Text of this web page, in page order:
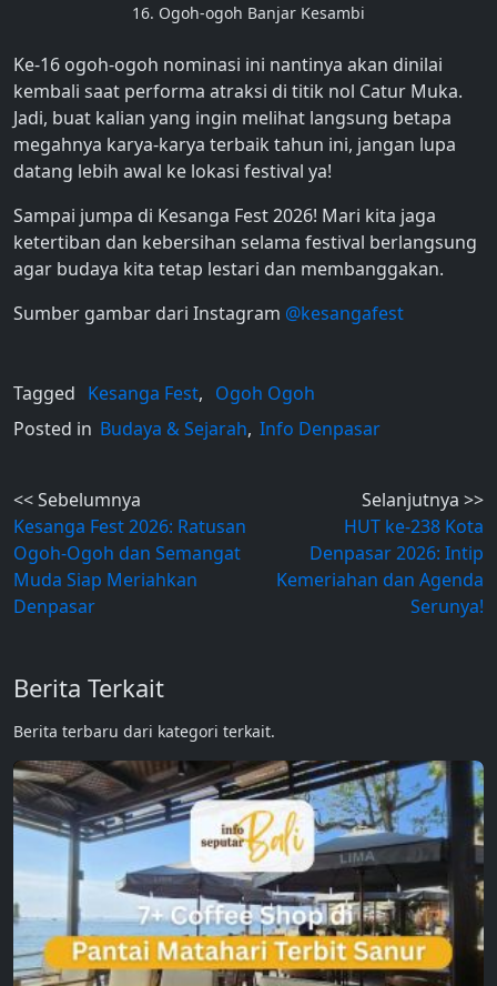
16. Ogoh-ogoh Banjar Kesambi
Ke-16 ogoh-ogoh nominasi ini nantinya akan dinilai
kembali saat performa atraksi di titik nol Catur Muka.
Jadi, buat kalian yang ingin melihat langsung betapa
megahnya karya-karya terbaik tahun ini, jangan lupa
datang lebih awal ke lokasi festival ya!
Sampai jumpa di Kesanga Fest 2026! Mari kita jaga
ketertiban dan kebersihan selama festival berlangsung
agar budaya kita tetap lestari dan membanggakan.
Sumber gambar dari Instagram @kesangafest
Tagged Kesanga Fest, Ogoh Ogoh
Posted in Budaya & Sejarah, Info Denpasar
Post
navigation
<< Sebelumnya
Kesanga Fest 2026: Ratusan
Ogoh-Ogoh dan Semangat
Muda Siap Meriahkan
Denpasar
Selanjutnya >>
HUT ke-238 Kota
Denpasar 2026: Intip
Kemeriahan dan Agenda
Serunya!
Berita Terkait
Berita terbaru dari kategori terkait.